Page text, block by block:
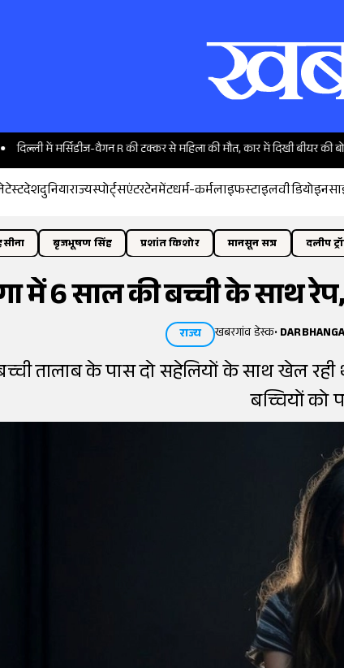
में मर्सिडीज-वैगन R की टक्कर से महिला की मौत, कार में दिखी बीयर की बोतल
देशदुनियाराज्यस्पोर्ट्सएंटरटेनमेंटधर्म-कर्मलाइफस्टाइलवीडियो
बृजभूषण सिंह प्रशांत किशोर मानसून सत्र दलीप
में 6 साल की बच्ची के साथ
राज्य खबरगांव डेस्क•DARBHANGA
तालाब के पास दो सहेलियों के साथ खेल
बच्चियों को